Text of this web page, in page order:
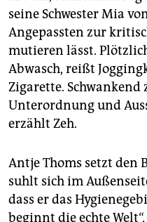
seine Schwester Mia
Angepassten zur
mutieren lässt.
Abwasch, reißt
Zigarette.
Unterordnung und
erzählt Zeh.
Antje Thoms setzt den
suhlt sich im
dass er das
beginnt die echte